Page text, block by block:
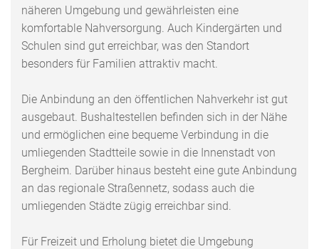
näheren Umgebung und gewährleisten eine
komfortable Nahversorgung. Auch Kindergärten und
Schulen sind gut erreichbar, was den Standort
besonders für Familien attraktiv macht.
Die Anbindung an den öffentlichen Nahverkehr ist gut
ausgebaut. Bushaltestellen befinden sich in der Nähe
und ermöglichen eine bequeme Verbindung in die
umliegenden Stadtteile sowie in die Innenstadt von
Bergheim. Darüber hinaus besteht eine gute Anbindung
an das regionale Straßennetz, sodass auch die
umliegenden Städte zügig erreichbar sind.
Für Freizeit und Erholung bietet die Umgebung